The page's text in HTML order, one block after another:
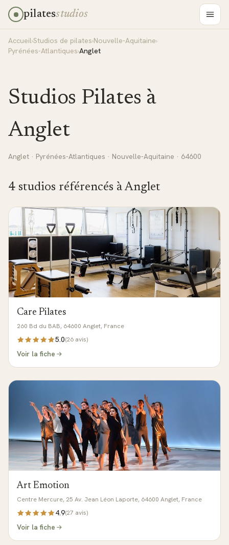
pilatesstudios
Accueil›Studios de pilates›Nouvelle-Aquitaine›
Pyrénées-Atlantiques›Anglet
Studios Pilates à
Anglet
Anglet · Pyrénées-Atlantiques · Nouvelle-Aquitaine · 64600
4 studios référencés àAnglet
Care Pilates
260 Bd du BAB, 64600 Anglet, France
5.0(26 avis)
Voir la fiche
Art Emotion
Centre Mercure, 25 Av. Jean Léon Laporte, 64600 Anglet, France
4.9(27 avis)
Voir la fiche